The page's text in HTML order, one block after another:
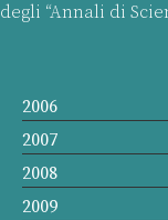
degli “Annali di
2006
2007
2008
2009